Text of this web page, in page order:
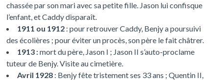
chassée par son mari avec sa petite fille. Jason lui confisque
l’enfant, et Caddy disparaît.
1911 ou 1912 : pour retrouver Caddy, Benjy a poursuivi
des écolières ; pour éviter un procès, son père le fait châtrer.
1913 :mort du père, Jason I ; Jason II s’auto-proclame
tuteur de Benjy. Visite au cimetière.
Avril 1928 : Benjy fête tristement ses 33 ans ; Quentin II,